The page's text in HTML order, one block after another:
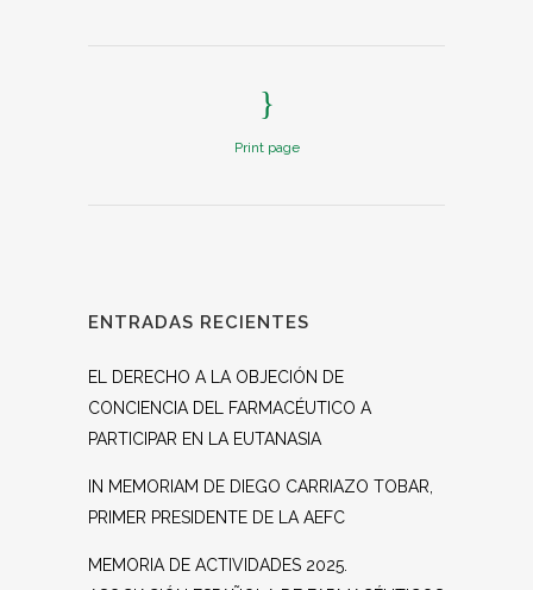
Print page
ENTRADAS RECIENTES
EL DERECHO A LA OBJECIÓN DE
CONCIENCIA DEL FARMACÉUTICO A
PARTICIPAR EN LA EUTANASIA
IN MEMORIAM DE DIEGO CARRIAZO TOBAR,
PRIMER PRESIDENTE DE LA AEFC
MEMORIA DE ACTIVIDADES 2025.